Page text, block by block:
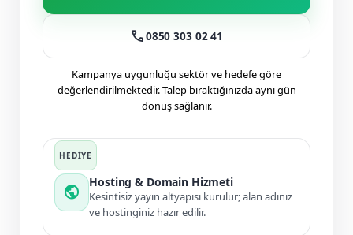
call0850 303 02 41
Kampanya uygunluğu sektör ve hedefe göre
değerlendirilmektedir. Talep bıraktığınızda aynı gün
dönüş sağlanır.
public
Hosting & Domain Hizmeti
Kesintisiz yayın altyapısı kurulur; alan adınız
ve hostinginiz hazır edilir.